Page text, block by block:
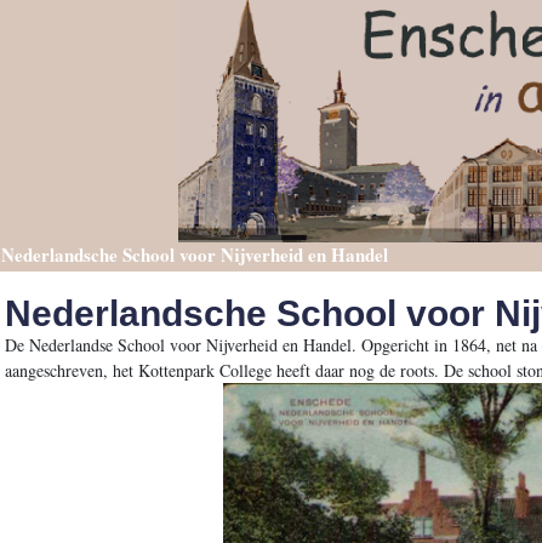
Nederlandsche School voor Nijverheid en Handel
Nederlandsche School voor
De Nederlandse School voor Nijverheid en Handel. Opgericht in 1864, net
aangeschreven, het Kottenpark College heeft daar nog de roots. De school